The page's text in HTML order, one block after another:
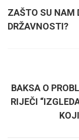
ZAŠTO SU NAM
DRŽAVNOSTI?
BAKSA O
RIJEČI